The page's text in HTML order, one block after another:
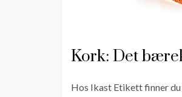
Kork: Det
Hos Ikast Etikett finner